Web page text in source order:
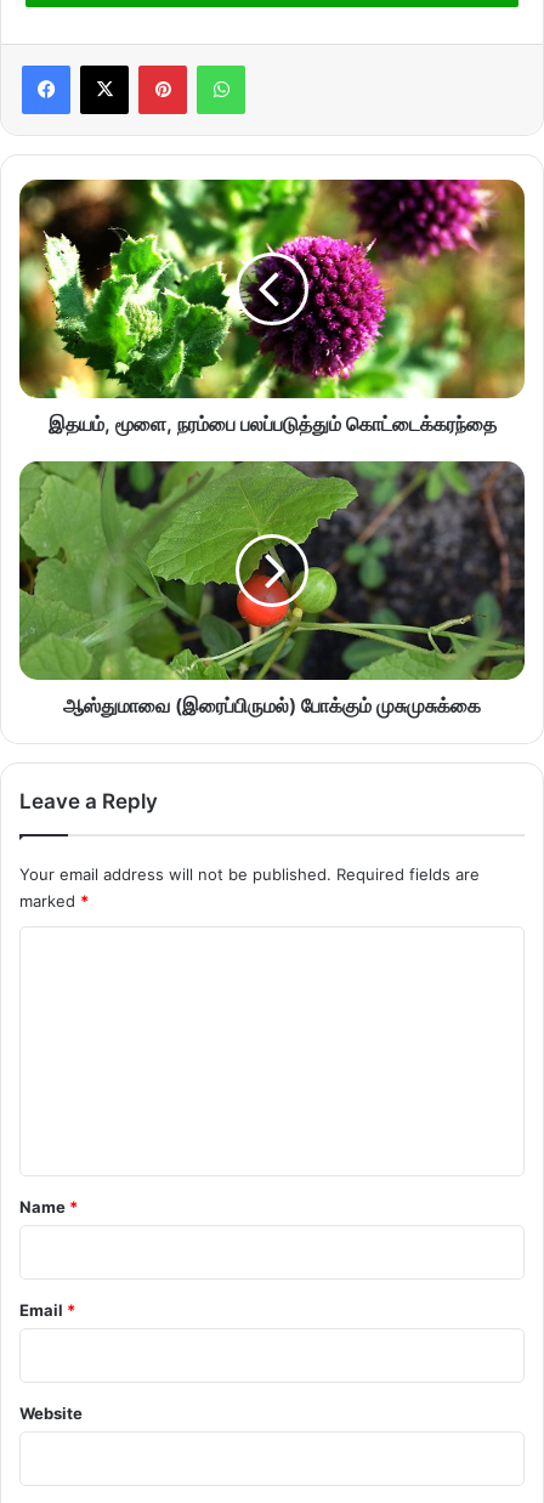
இதயம், மூளை, நரம்பை பலப்படுத்தும் கொட்டைக்கரந்தை
ஆஸ்துமாவை (இரைப்பிருமல்) போக்கும் முசுமுசுக்கை
Leave a Reply
Your email address will not be published. Required fields are
marked *
*
Name *
Email *
Website